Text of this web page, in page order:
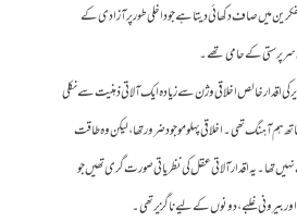
میں صاف دکھائی دیتا ہے جو داخلی طور پر آزادی کے
سرپرستی کے حامی تھے۔
کی اقدار خالص اخلاقی وژن سے زیادہ ایک آلاتی ذہنیت سے نکلی
ہم آہنگ تھی۔ اخلاقی پہلو موجود ضرور تھا، لیکن وہ طاقت
تھا۔ یہ اقدار آلاتی عقل کی نظریاتی صورت گری تھیں جو
بیرونی غلبے، دونوں کے لیے ناگزیر تھی۔